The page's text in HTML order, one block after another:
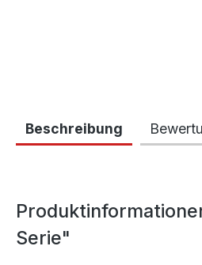
Beschreibung
Serie"